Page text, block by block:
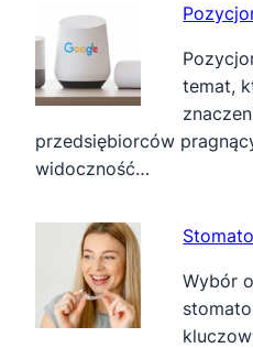
temat,
przedsiębiorców
widoczność…
Wybór